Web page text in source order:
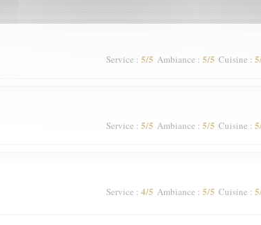
Service : 5/5 Ambiance : 5/5 Cuisine : 5
Service : 5/5 Ambiance : 5/5 Cuisine : 5
Service : 4/5 Ambiance : 5/5 Cuisine : 5